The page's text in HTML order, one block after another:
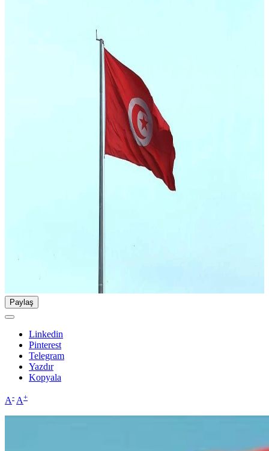
Paylaş
Linkedin
Pinterest
Telegram
Yazdır
Kopyala
A- A+